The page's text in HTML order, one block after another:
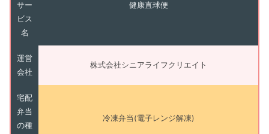
サー
ビス
名
健康直球便
運営
会社
株式会社シニアライフクリエイト
宅配
弁当
の種
冷凍弁当(電子レンジ解凍)